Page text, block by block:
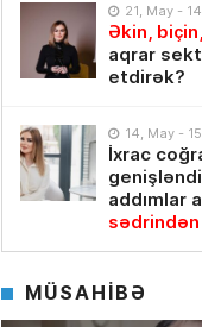
21, May -
Əkin,
aqrar
etdirək?
14, May -
İxrac
addımlar
MÜSAHİBƏ